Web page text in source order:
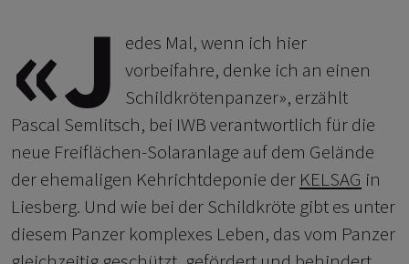
«J
edes Mal, wenn ich hier
vorbeifahre, denke ich an einen
Schildkrötenpanzer», erzählt
Pascal Semlitsch, bei IWB verantwortlich für die
neue Freiflächen-Solaranlage auf dem Gelände
der ehemaligen Kehrichtdeponie der KELSAG in
Liesberg. Und wie bei der Schildkröte gibt es unter
diesem Panzer komplexes Leben, das vom Panzer